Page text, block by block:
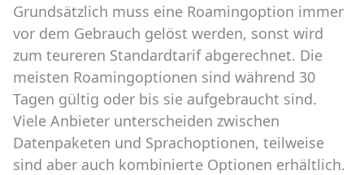
Grundsätzlich muss eine Roamingoption immer
vor dem Gebrauch gelöst werden, sonst wird
zum teureren Standardtarif abgerechnet. Die
meisten Roamingoptionen sind während 30
Tagen gültig oder bis sie aufgebraucht sind.
Viele Anbieter unterscheiden zwischen
Datenpaketen und Sprachoptionen, teilweise
sind aber auch kombinierte Optionen erhältlich.